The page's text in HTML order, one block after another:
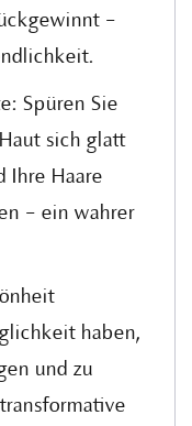
–
Spüren Sie
sich glatt
Ihre Haare
– ein wahrer
haben,
und zu